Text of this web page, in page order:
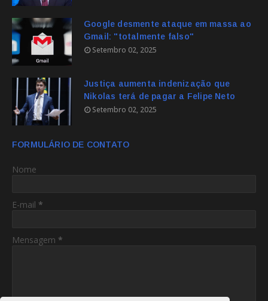
Google desmente ataque em massa ao
Gmail: "totalmente falso"
Setembro 02, 2025
Justiça aumenta indenização que
Nikolas terá de pagar a Felipe Neto
Setembro 02, 2025
FORMULÁRIO DE CONTATO
Nome
E-mail *
Mensagem *